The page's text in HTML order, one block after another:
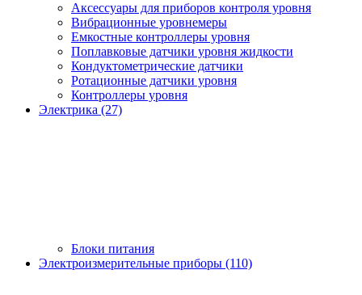
Аксессуары для приборов контроля уровня
Вибрационные уровнемеры
Емкостные контроллеры уровня
Поплавковые датчики уровня жидкости
Кондуктометрические датчики
Ротационные датчики уровня
Контроллеры уровня
Электрика (27)
Блоки питания
Электроизмерительные приборы (110)